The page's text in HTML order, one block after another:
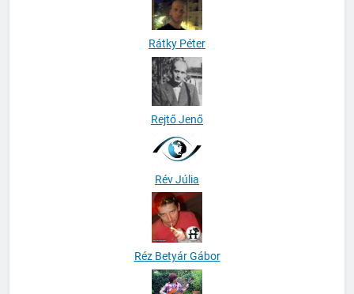
Rátky Péter
Rejtő Jenő
Rév Júlia
Réz Betyár Gábor